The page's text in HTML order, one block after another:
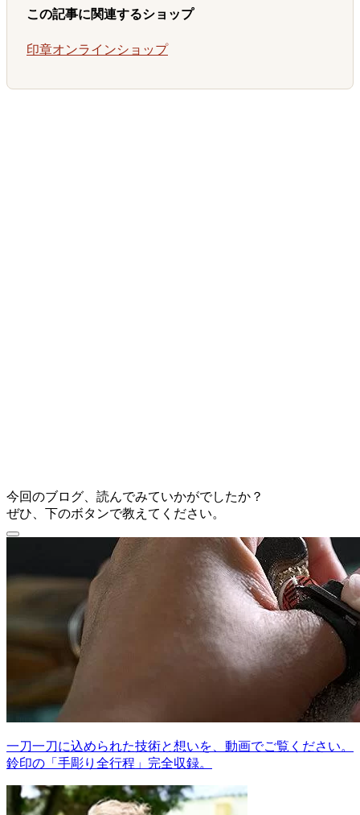
この記事に関連するショップ
印章オンラインショップ
今回のブログ、読んでみていかがでしたか？
ぜひ、下のボタンで教えてください。
一刀一刀に込められた技術と想いを、動画でご覧ください。
鈴印の「手彫り全行程」完全収録。